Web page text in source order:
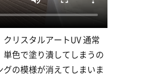
リスタルアートUV 通常
単色で塗り潰してしまうの
グの模様が消えてしまいま